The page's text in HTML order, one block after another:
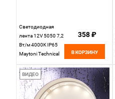
Светодиодная
лента 12V 5050 7,2
Вт/м 4000K IP65
Maytoni Technical
цена за метр,
катушкой по 5 м
358 ₽
В КОРЗИНУ
ВИДЕО